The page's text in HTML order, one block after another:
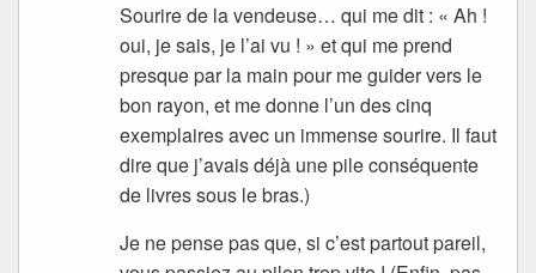
Sourire de la vendeuse… qui me dit : « Ah !
oui, je sais, je l’ai vu ! » et qui me prend
presque par la main pour me guider vers le
bon rayon, et me donne l’un des cinq
exemplaires avec un immense sourire. Il faut
dire que j’avais déjà une pile conséquente
de livres sous le bras.)
Je ne pense pas que, si c’est partout pareil,